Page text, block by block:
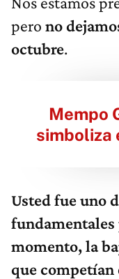
pero no
octubre.
Mempo
simboliza
Usted fue uno
fundamentales
momento, la
que